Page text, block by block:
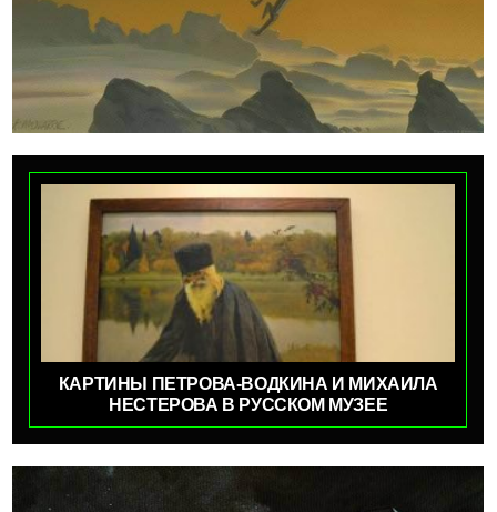
КАРТИНЫ ПЕТРОВА-ВОДКИНА И МИХАИЛА
НЕСТЕРОВА В РУССКОМ МУЗЕЕ